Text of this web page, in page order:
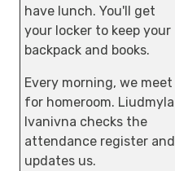
have lunch. You'll get
your locker to keep your
backpack and books.
Every morning, we meet
for homeroom. Liudmyla
Ivanivna checks the
attendance register and
updates us.